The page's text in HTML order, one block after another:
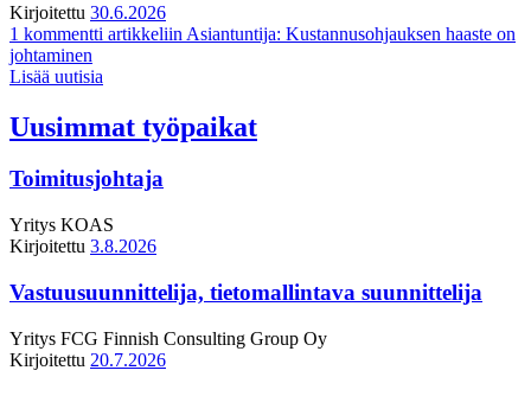
Kirjoitettu 30.6.2026
1 kommentti artikkeliin Asiantuntija: Kustannusohjauksen haaste on
johtaminen
Lisää uutisia
Uusimmat työpaikat
Toimitusjohtaja
Yritys KOAS
Kirjoitettu 3.8.2026
Vastuusuunnittelija, tietomallintava suunnittelija
Yritys FCG Finnish Consulting Group Oy
Kirjoitettu 20.7.2026